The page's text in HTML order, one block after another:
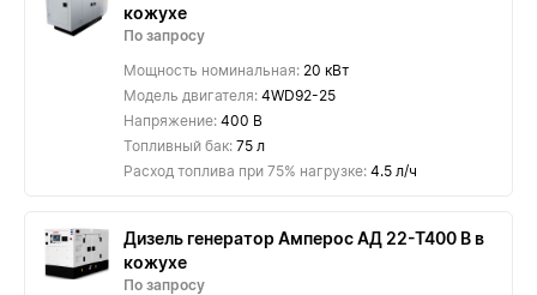
кожухе
По запросу
Мощность номинальная: 20 кВт
Модель двигателя: 4WD92-25
Напряжение: 400 В
Топливный бак: 75 л
Расход топлива при 75% нагрузке: 4.5 л/ч
Дизель генератор Амперос АД 22-Т400 B в
кожухе
По запросу